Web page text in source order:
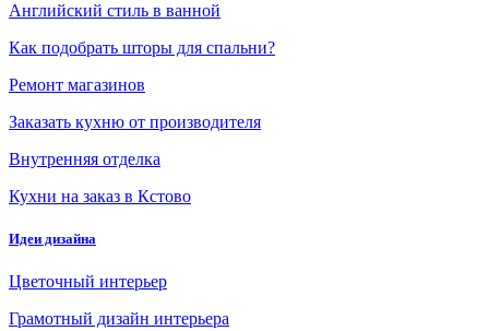
Английский стиль в ванной
Как подобрать шторы для спальни?
Ремонт магазинов
Заказать кухню от производителя
Внутренняя отделка
Кухни на заказ в Кстово
Идеи дизайна
Цветочный интерьер
Грамотный дизайн интерьера